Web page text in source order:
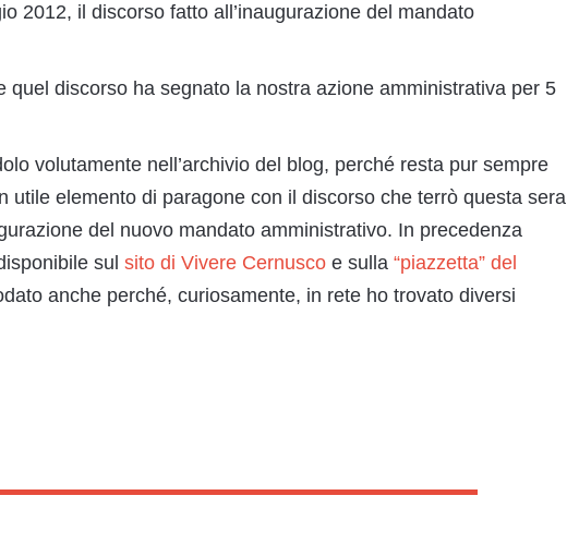
2012, il discorso fatto all’inaugurazione del mandato
quel discorso ha segnato la nostra azione amministrativa per 5
volutamente nell’archivio del blog, perché resta pur sempre
utile elemento di paragone con il discorso che terrò questa sera
del nuovo mandato amministrativo. In precedenza
sul sito di Vivere Cernusco e sulla “piazzetta” del
anche perché, curiosamente, in rete ho trovato diversi